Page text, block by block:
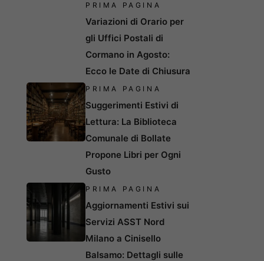
PRIMA PAGINA
Variazioni di Orario per
gli Uffici Postali di
Cormano in Agosto:
Ecco le Date di Chiusura
PRIMA PAGINA
Suggerimenti Estivi di
Lettura: La Biblioteca
Comunale di Bollate
Propone Libri per Ogni
Gusto
PRIMA PAGINA
Aggiornamenti Estivi sui
Servizi ASST Nord
Milano a Cinisello
Balsamo: Dettagli sulle